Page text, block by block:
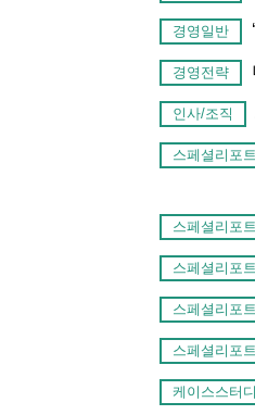
경영일반
경영전략
인사/조직
스페셜리포트
스페셜리포트
스페셜리포트
스페셜리포트
스페셜리포트
케이스스터디